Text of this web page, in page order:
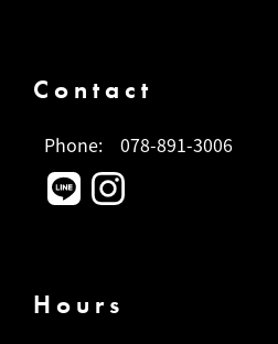
Contact
Phone: 078-891-3006
Hours